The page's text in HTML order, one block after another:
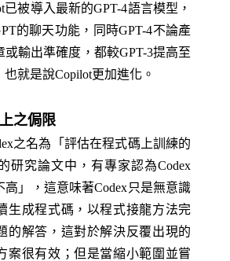
被導入最新的GPT-4語言模型，
的聊天功能，同時GPT-4不論產
輸出準確度，都較GPT-3提高至
就是說Copilot更加進化。
之侷限
之名為「評估在程式碼上訓練的
研究論文中，有專家認為Codex
高」，這意味著Codex只是無意識
生成程式碼，以程式接龍方法完
的解答，這對於解決反覆出現的
案很有效；但是當縮小範圍並嘗